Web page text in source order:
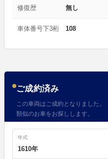
修復歴 無し
車体番号下3桁 108
ご成約済み
この車両はご成約となりました。
類似のお車をお探しします。
年式
1610年